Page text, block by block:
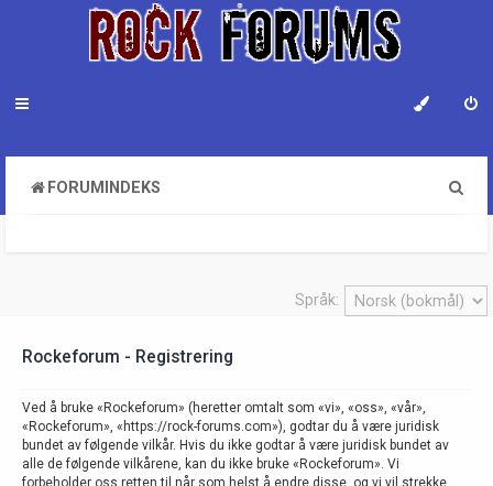
FORUMINDEKS
Språk:
Rockeforum - Registrering
Ved å bruke «Rockeforum» (heretter omtalt som «vi», «oss», «vår»,
«Rockeforum», «https://rock-forums.com»), godtar du å være juridisk
bundet av følgende vilkår. Hvis du ikke godtar å være juridisk bundet av
alle de følgende vilkårene, kan du ikke bruke «Rockeforum». Vi
forbeholder oss retten til når som helst å endre disse, og vi vil strekke